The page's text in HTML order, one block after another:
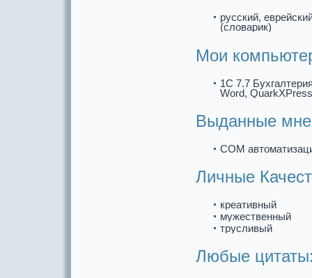
русский,
(словарик)
Мои
1C 7.7
Word,
Выданные мне
COM
Личные
креативный
мужественный
трусливый
Любые